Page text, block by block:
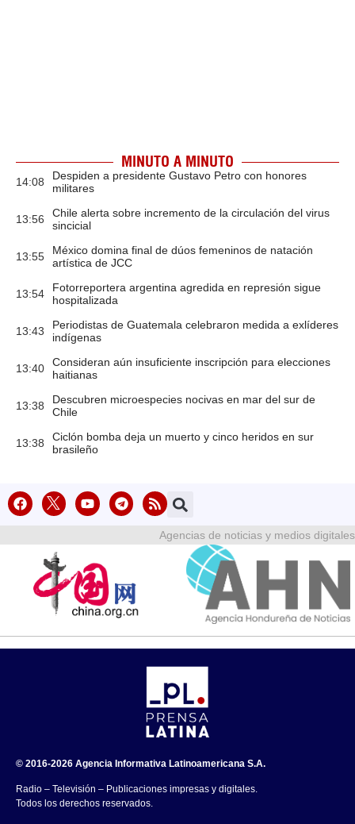
MINUTO A MINUTO
14:08
Despiden a presidente Gustavo Petro con honores
militares
13:56
Chile alerta sobre incremento de la circulación del virus
sincicial
13:55
México domina final de dúos femeninos de natación
artística de JCC
13:54
Fotorreportera argentina agredida en represión sigue
hospitalizada
13:43
Periodistas de Guatemala celebraron medida a exlíderes
indígenas
13:40
Consideran aún insuficiente inscripción para elecciones
haitianas
13:38
Descubren microespecies nocivas en mar del sur de
Chile
13:38
Ciclón bomba deja un muerto y cinco heridos en sur
brasileño
Agencias de noticias y medios digitales
© 2016-2026 Agencia Informativa Latinoamericana S.A.
Radio – Televisión – Publicaciones impresas y digitales.
Todos los derechos reservados.